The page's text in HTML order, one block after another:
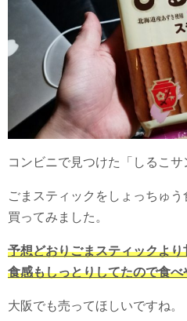
コンビニで見つけた「しるこサ
ごまスティックをしょっちゅ
買ってみました。
予想どおりごまスティックよ
食感もしっとりしてたので食
大阪でも売ってほしいですね。